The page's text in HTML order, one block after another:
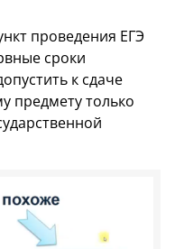
проведения ЕГЭ
сроки
к сдаче
предмету только